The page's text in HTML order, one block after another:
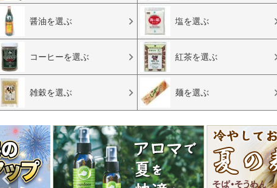
醤油を選ぶ 塩を選ぶ
コーヒーを選ぶ 紅茶を選ぶ
雑穀を選ぶ 麺を選ぶ